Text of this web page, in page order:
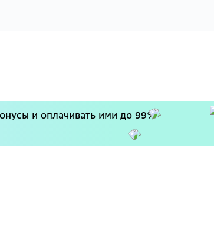
и оплачивать ими до 99%